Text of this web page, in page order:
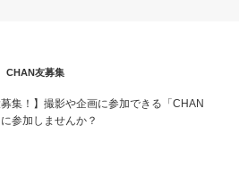
CHAN友募集
募集！】撮影や企画に参加できる「CHAN
参加しませんか？